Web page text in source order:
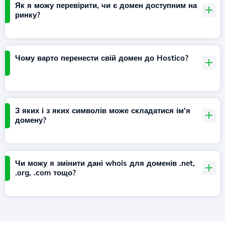
Як я можу перевірити, чи є домен доступним на
ринку?
Чому варто перенести свій домен до Hostico?
З яких і з яких символів може складатися ім'я
домену?
Чи можу я змінити дані whois для доменів .net,
.org, .com тощо?